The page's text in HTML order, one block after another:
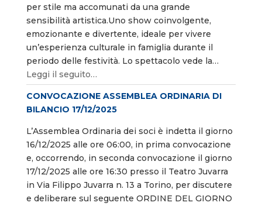
per stile ma accomunati da una grande
sensibilità artistica.Uno show coinvolgente,
emozionante e divertente, ideale per vivere
un’esperienza culturale in famiglia durante il
periodo delle festività. Lo spettacolo vede la…
Leggi il seguito…
CONVOCAZIONE ASSEMBLEA ORDINARIA DI
BILANCIO 17/12/2025
L’Assemblea Ordinaria dei soci è indetta il giorno
16/12/2025 alle ore 06:00, in prima convocazione
e, occorrendo, in seconda convocazione il giorno
17/12/2025 alle ore 16:30 presso il Teatro Juvarra
in Via Filippo Juvarra n. 13 a Torino, per discutere
e deliberare sul seguente ORDINE DEL GIORNO